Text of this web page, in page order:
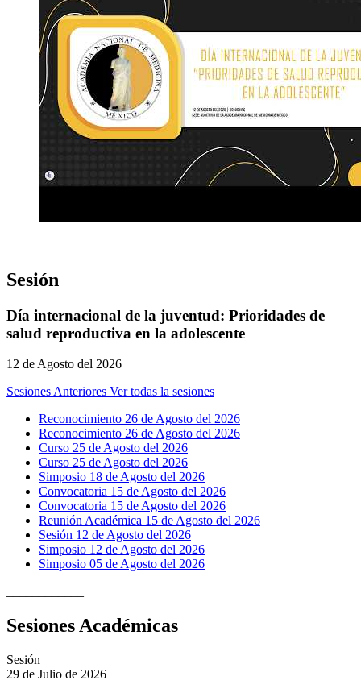
Sesión
Día internacional de la juventud: Prioridades de
salud reproductiva en la adolescente
12 de Agosto del 2026
Sesiones Anteriores Ver todas la sesiones
Reconocimiento 26 de Agosto del 2026
Reconocimiento 26 de Agosto del 2026
Curso 25 de Agosto del 2026
Curso 25 de Agosto del 2026
Simposio 18 de Agosto del 2026
Convocatoria 15 de Agosto del 2026
Convocatoria 15 de Agosto del 2026
Reunión Académica 15 de Agosto del 2026
Sesión 12 de Agosto del 2026
Simposio 12 de Agosto del 2026
Simposio 05 de Agosto del 2026
Sesiones Académicas
Sesión
29 de Julio de 2026